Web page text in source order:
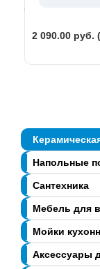
Напольные
Сантехника
Мебель для
Мойки
Аксессуары
2 090.00 руб.